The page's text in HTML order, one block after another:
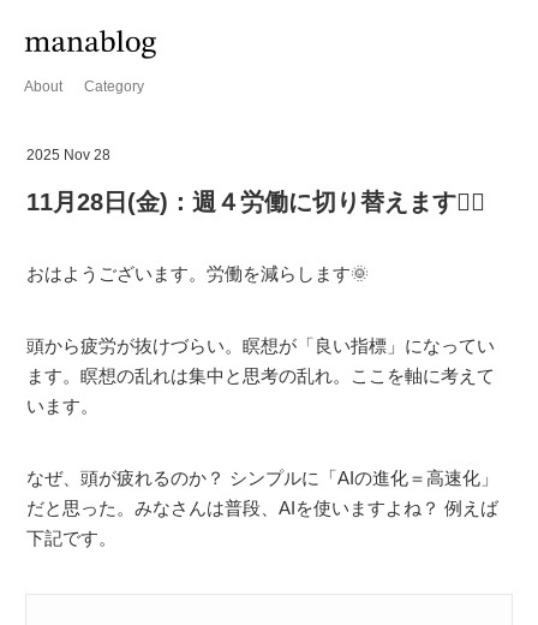
About Category
2025 Nov 28
11月28日(金)：週４労働に切り替えます🙋‍♂️
おはようございます。労働を減らします🌞
頭から疲労が抜けづらい。瞑想が「良い指標」になってい
ます。瞑想の乱れは集中と思考の乱れ。ここを軸に考えて
います。
なぜ、頭が疲れるのか？ シンプルに「AIの進化＝高速化」
だと思った。みなさんは普段、AIを使いますよね？ 例えば
下記です。